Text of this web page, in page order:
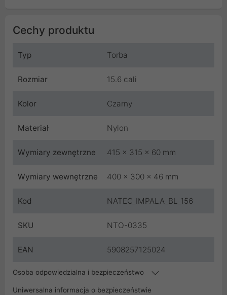
Cechy produktu
Typ Torba
Rozmiar 15.6 cali
Kolor Czarny
Materiał Nylon
Wymiary zewnętrzne 415 x 315 x 60 mm
Wymiary wewnętrzne 400 x 300 x 46 mm
Kod NATEC_IMPALA_BL_156
SKU NTO-0335
EAN 5908257125024
Osoba odpowiedzialna i bezpieczeństwo
Uniwersalna informacja o bezpieczeństwie